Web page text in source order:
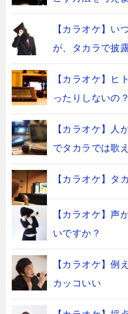
【カラオケ】い
が、タカラで披
【カラオケ】ヒ
ったりしないの？
【カラオケ】人
でタカラでは歌
【カラオケ】タ
【カラオケ】声
いですか？
【カラオケ】例
カッコいい